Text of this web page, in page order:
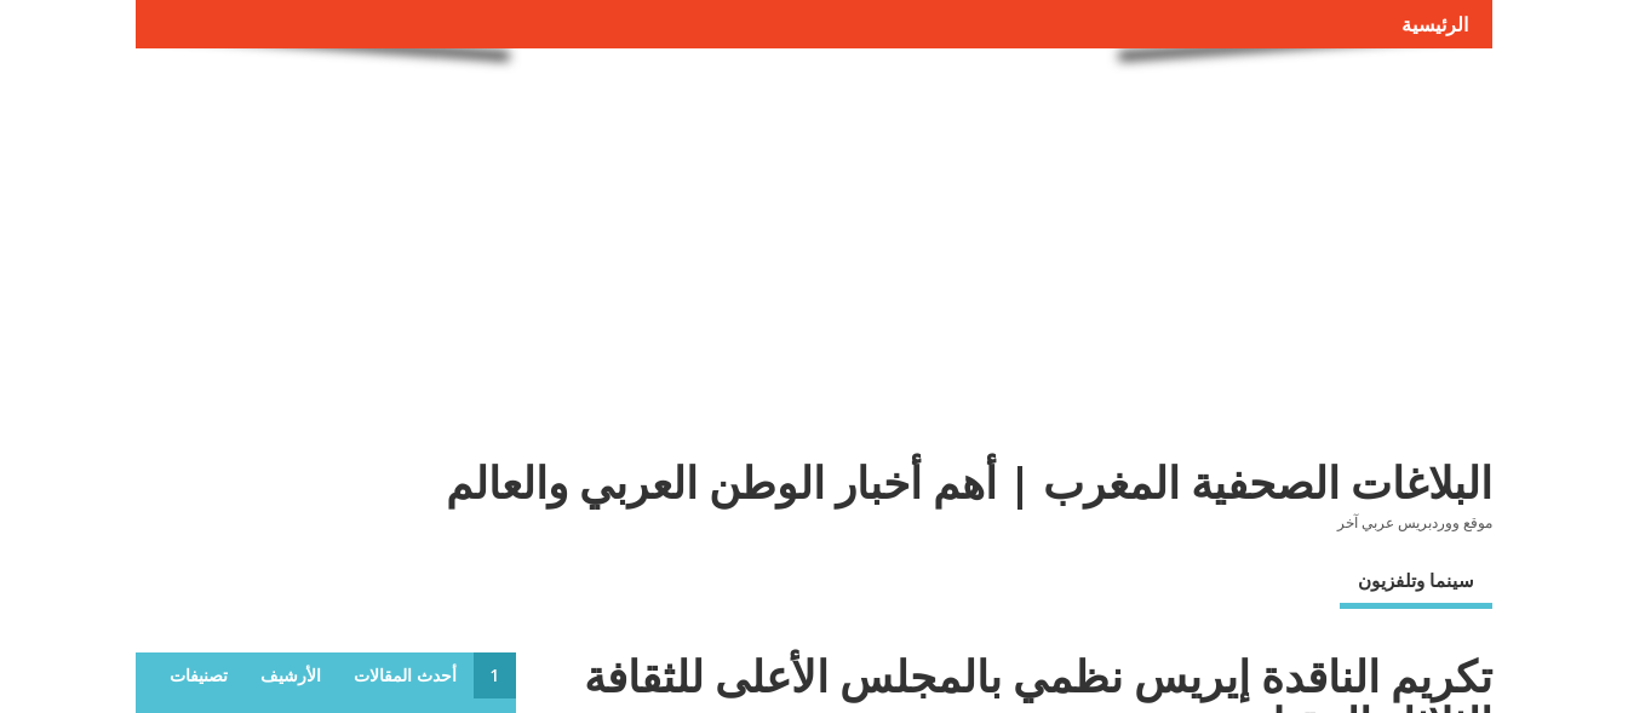
الرئيسية
البلاغات الصحفية المغرب | أهم أخبار الوطن العربي والعالم
موقع ووردبريس عربي آخر
سينما وتلفزيون
تكريم الناقدة إيريس نظمي بالمجلس الأعلى للثقافة 1 أحدث المقالات الأرشيف تصنيفات